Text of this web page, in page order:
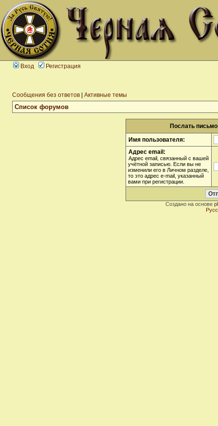
Вход Регистрация
Сообщения без ответов Активные темы
Список форумов
Послать
Имя пользователя:
Адрес email:
Адрес email, связанный с вашей
учётной записью. Если вы не
изменили его в Личном разделе,
то это адрес e-mail, указанный
вами при регистрации.
Создано на основе